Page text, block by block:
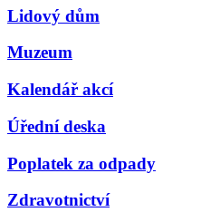
Lidový dům
Muzeum
Kalendář akcí
Úřední deska
Poplatek za odpady
Zdravotnictví